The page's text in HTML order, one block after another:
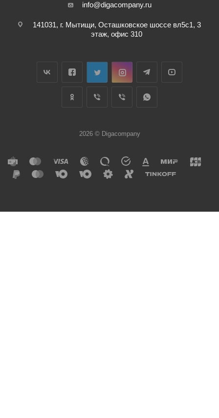
info@digacompany.ru
141031, г. Мытищи, Осташковское шоссе вл5с1, 3
этаж, офис 310
2026 © Digacompany